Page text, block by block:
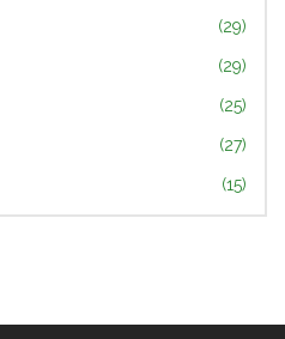
(29)
(29)
(25)
(27)
(15)